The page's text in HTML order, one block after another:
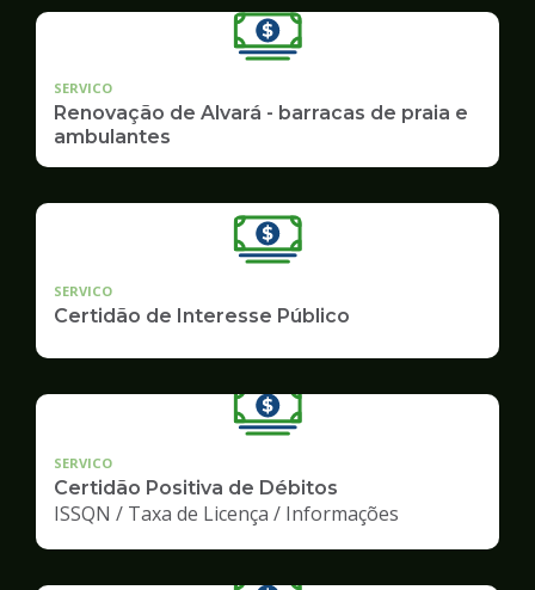
SERVICO
Renovação de Alvará - barracas de praia e
ambulantes
SERVICO
Certidão de Interesse Público
SERVICO
Certidão Positiva de Débitos
ISSQN / Taxa de Licença / Informações